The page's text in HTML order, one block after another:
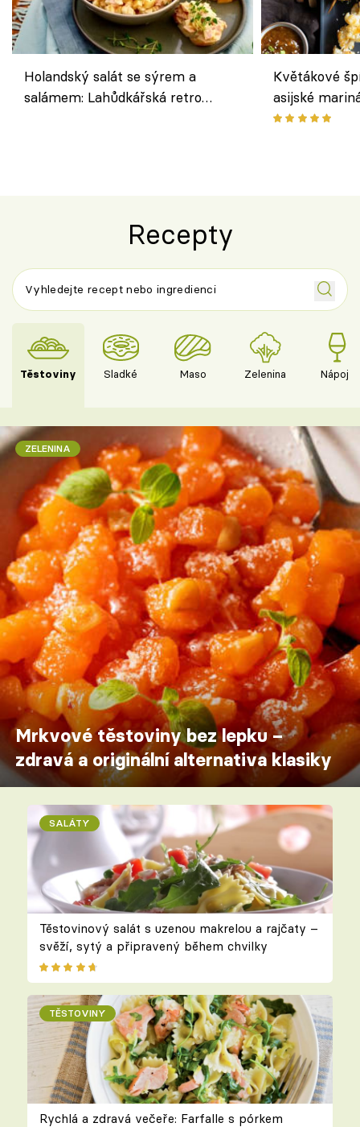
Holandský salát se sýrem a
salámem: Lahůdkářská retro
Květákové
asijské
chuťovka z
Recepty
Těstoviny Sladké Maso Zelenina Nápoje
ZELENINA
Mrkvové těstoviny bez lepku –
zdravá a originální alternativa klasiky
SALÁTY
Těstovinový salát s uzenou makrelou a rajčaty –
svěží, sytý a připravený během chvilky
TĚSTOVINY
Rychlá a zdravá večeře: Farfalle s pórkem